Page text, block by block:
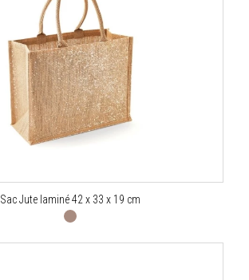
Sac Jute laminé 42 x 33 x 19 cm